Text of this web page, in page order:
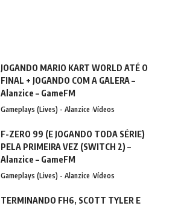
JOGANDO MARIO KART WORLD ATÉ O
FINAL + JOGANDO COM A GALERA –
Alanzice – GameFM
Gameplays (Lives) - Alanzice Vídeos
F-ZERO 99 (E JOGANDO TODA SÉRIE)
PELA PRIMEIRA VEZ (SWITCH 2) –
Alanzice – GameFM
Gameplays (Lives) - Alanzice Vídeos
TERMINANDO FH6, SCOTT TYLER E